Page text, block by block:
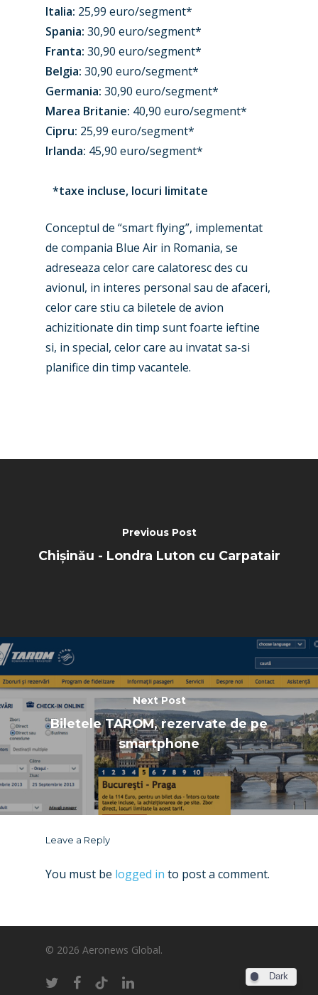
Italia: 25,99 euro/segment*
Spania: 30,90 euro/segment*
Franta: 30,90 euro/segment*
Belgia: 30,90 euro/segment*
Germania: 30,90 euro/segment*
Marea Britanie: 40,90 euro/segment*
Cipru: 25,99 euro/segment*
Irlanda: 45,90 euro/segment*
*taxe incluse, locuri limitate
Conceptul de “smart flying”, implementat
de compania Blue Air in Romania, se
adreseaza celor care calatoresc des cu
avionul, in interes personal sau de afaceri,
celor care stiu ca biletele de avion
achizitionate din timp sunt foarte ieftine
si, in special, celor care au invatat sa-si
planifice din timp vacantele.
Previous Post
Chișinău - Londra Luton cu Carpatair
Next Post
Biletele TAROM, rezervate de pe
smartphone
Leave a Reply
You must be logged in to post a comment.
© 2026 Aeronews Global.
Farnborough 2024
Paris 2023
Farnborough 2022
Dubai 2019
Paris 2019
Military
Trip Reports
Marketplace
Jobs
Contact
Dark